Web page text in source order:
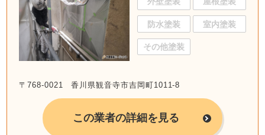
防水塗装 室内塗装
その他塗装
〒768-0021 香川県観音寺市吉岡町1011-8
この業者の詳細を見る